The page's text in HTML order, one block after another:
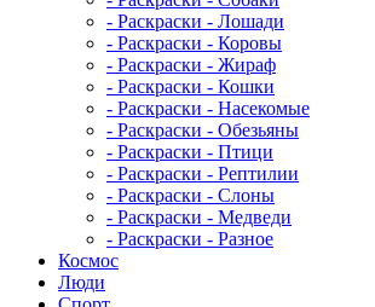
- Раскраски - Лошади
- Раскраски - Коровы
- Раскраски - Жираф
- Раскраски - Кошки
- Раскраски - Насекомые
- Раскраски - Обезьяны
- Раскраски - Птици
- Раскраски - Рептилии
- Раскраски - Слоны
- Раскраски - Медведи
- Раскраски - Разное
Космос
Люди